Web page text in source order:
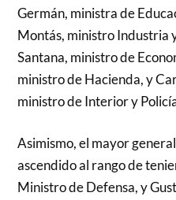
Germán, ministra de
Montás, ministro Industria
Santana, ministro de
ministro de Hacienda, y
ministro de Interior y
Asimismo, el mayor
ascendido al rango de
Ministro de Defensa, y